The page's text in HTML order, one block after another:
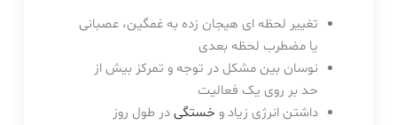
تغییر لحظه ای هیجان زده به غمگین، عصبانی
یا مضطرب لحظه بعدی
نوسان بین مشکل در توجه و تمرکز بیش از
حد بر روی یک فعالیت
داشتن انرژی زیاد و خستگیدر طول روز